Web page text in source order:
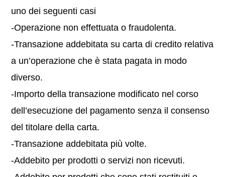
uno dei seguenti casi
-Operazione non effettuata o fraudolenta.
-Transazione addebitata su carta di credito relativa
a un’operazione che è stata pagata in modo
diverso.
-Importo della transazione modificato nel corso
dell’esecuzione del pagamento senza il consenso
del titolare della carta.
-Transazione addebitata più volte.
-Addebito per prodotti o servizi non ricevuti.